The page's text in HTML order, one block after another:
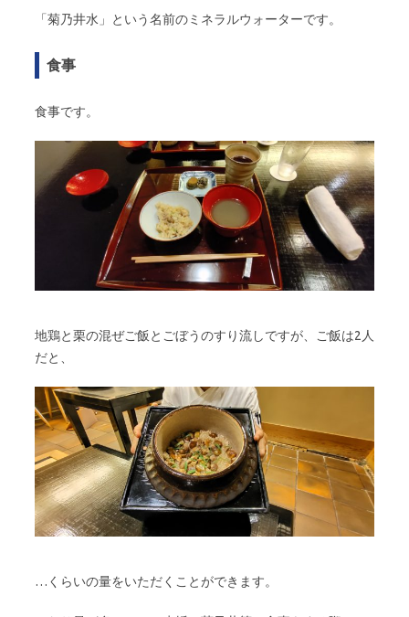
「菊乃井水」という名前のミネラルウォーターです。
食事
食事です。
地鶏と栗の混ぜご飯とごぼうのすり流しですが、ご飯は2人
だと、
…くらいの量をいただくことができます。